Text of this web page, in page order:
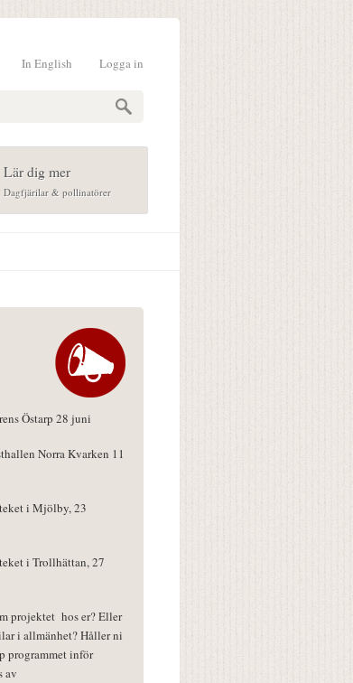
Logga in
In English
Lär dig mer
Dagfjärilar & pollinatörer
Östarp 28 juni
Norra Kvarken 11
i Mjölby, 23
i Trollhättan, 27
projektet hos er? Eller
i allmänhet? Håller ni
programmet inför
av